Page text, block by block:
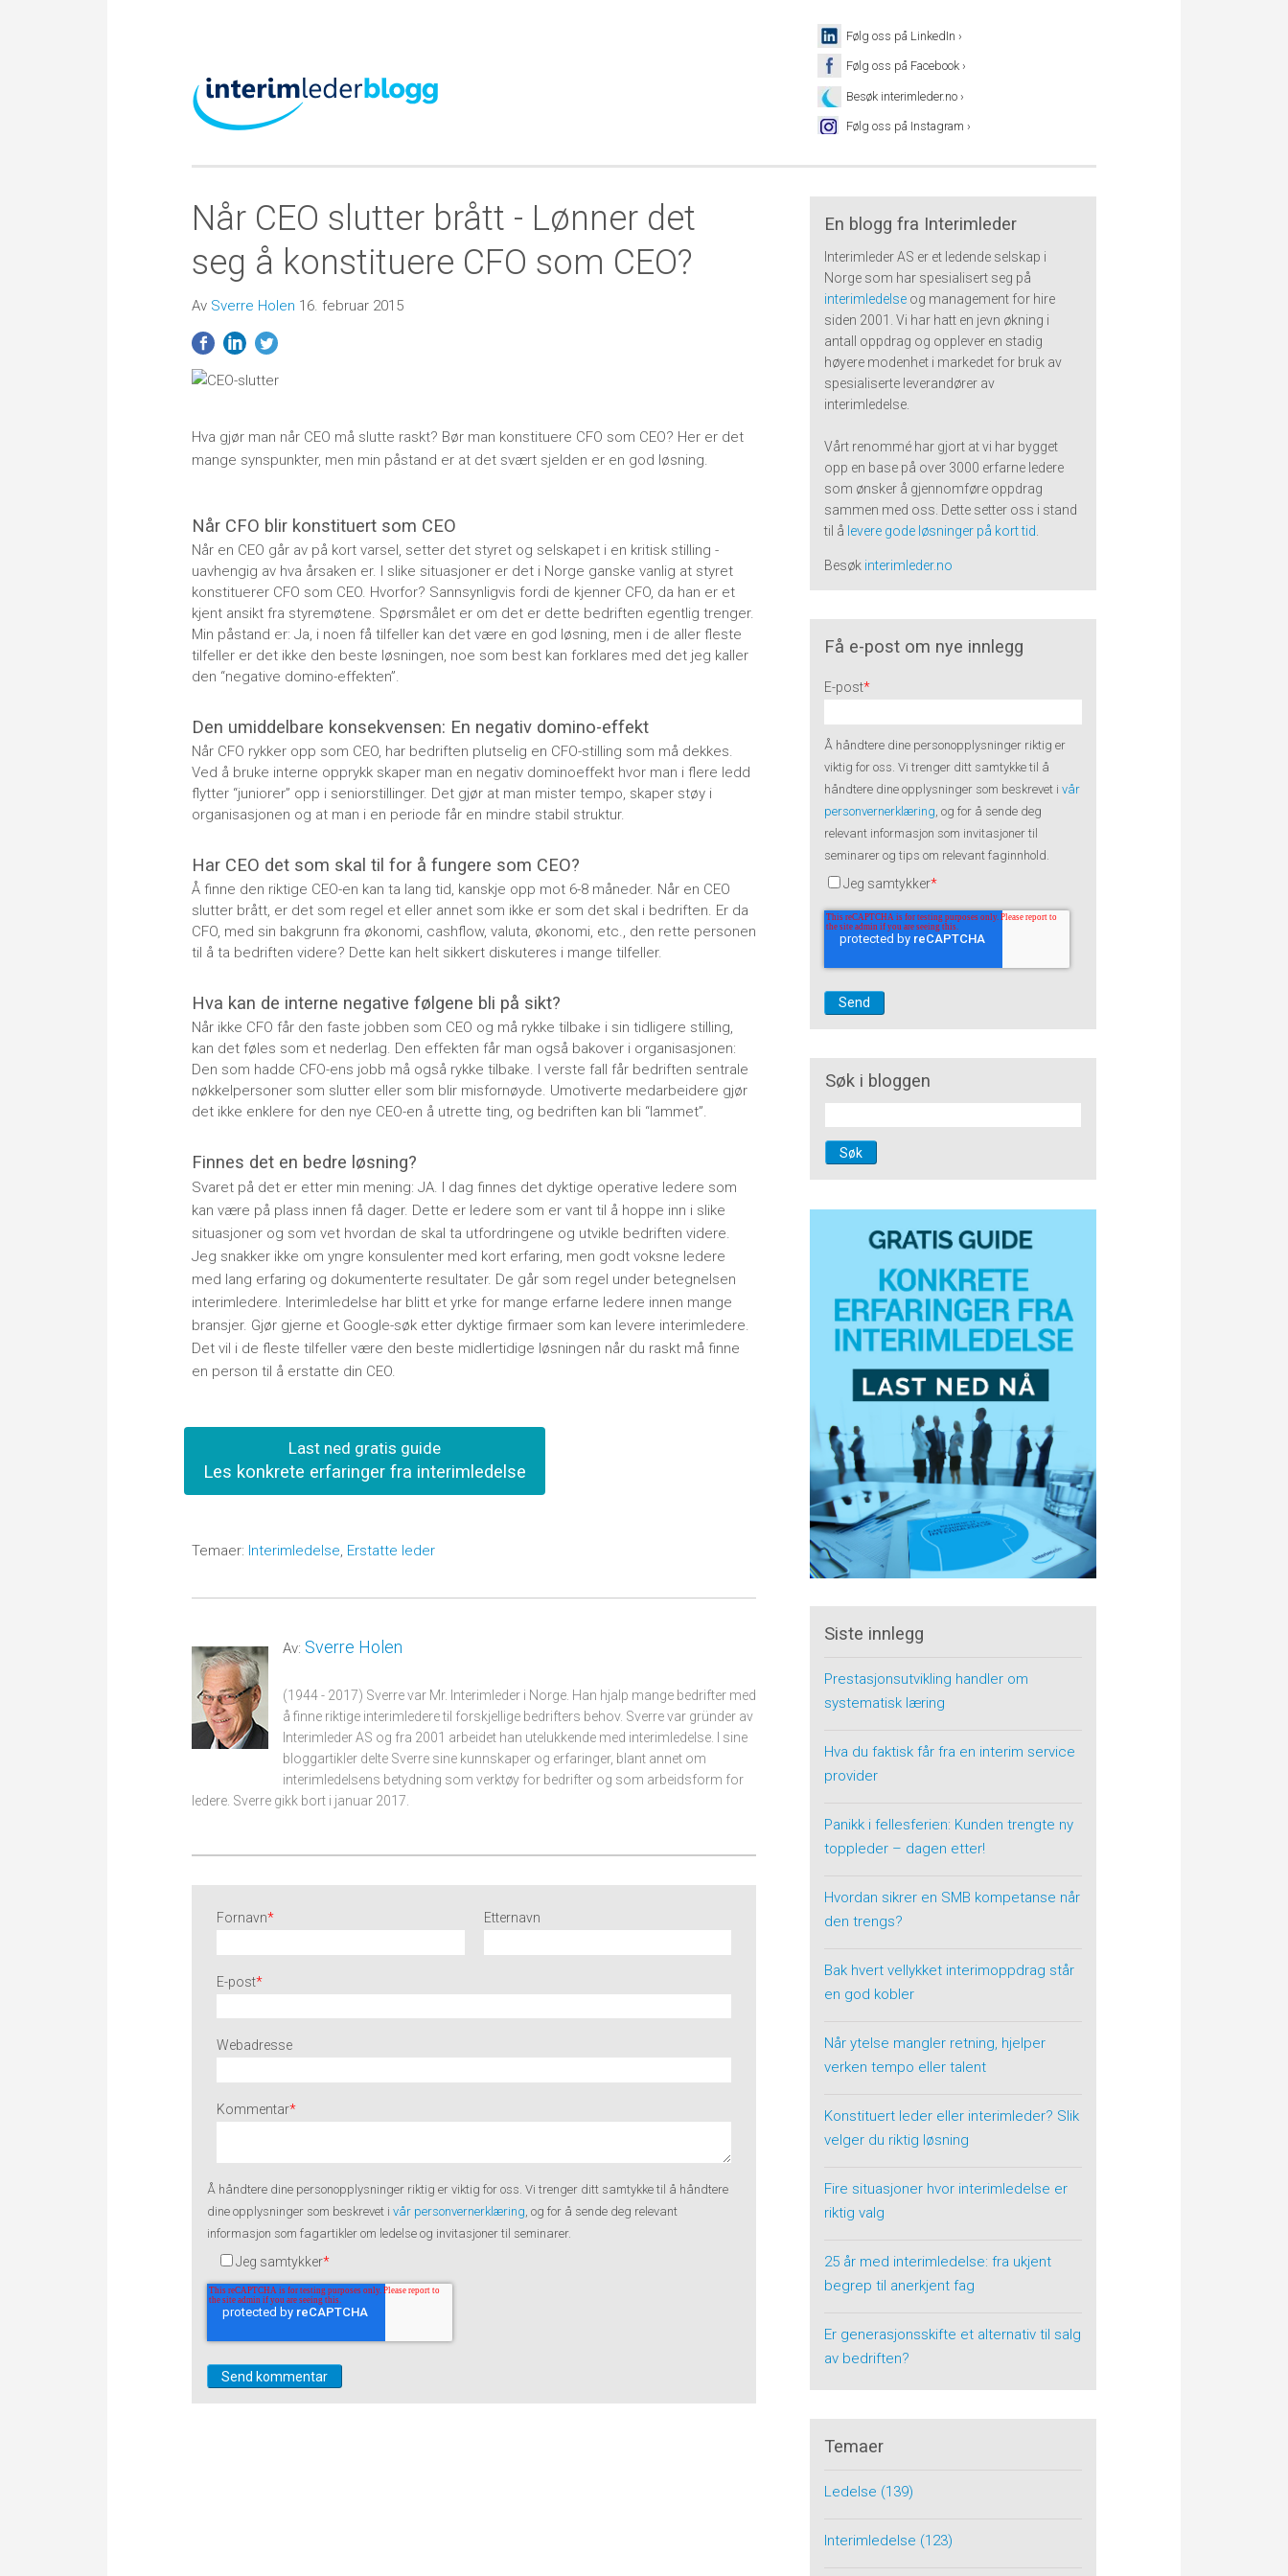
Følg oss på LinkedIn ›
Følg oss på Facebook ›
Besøk interimleder.no ›
Følg oss på Instagram ›
Når CEO slutter brått - Lønner det
seg å konstituere CFO som CEO?
Av Sverre Holen 16. februar 2015
Hva gjør man når CEO må slutte raskt? Bør man konstituere CFO som CEO? Her er det
mange synspunkter, men min påstand er at det svært sjelden er en god løsning.
Når CFO blir konstituert som CEO
Når en CEO går av på kort varsel, setter det styret og selskapet i en kritisk stilling -
uavhengig av hva årsaken er. I slike situasjoner er det i Norge ganske vanlig at styret
konstituerer CFO som CEO. Hvorfor? Sannsynligvis fordi de kjenner CFO, da han er et
kjent ansikt fra styremøtene. Spørsmålet er om det er dette bedriften egentlig trenger.
Min påstand er: Ja, i noen få tilfeller kan det være en god løsning, men i de aller fleste
tilfeller er det ikke den beste løsningen, noe som best kan forklares med det jeg kaller
den “negative domino-effekten”.
Den umiddelbare konsekvensen: En negativ domino-effekt
Når CFO rykker opp som CEO, har bedriften plutselig en CFO-stilling som må dekkes.
Ved å bruke interne opprykk skaper man en negativ dominoeffekt hvor man i flere ledd
flytter “juniorer” opp i seniorstillinger. Det gjør at man mister tempo, skaper støy i
organisasjonen og at man i en periode får en mindre stabil struktur.
Har CEO det som skal til for å fungere som CEO?
Å finne den riktige CEO-en kan ta lang tid, kanskje opp mot 6-8 måneder. Når en CEO
slutter brått, er det som regel et eller annet som ikke er som det skal i bedriften. Er da
CFO, med sin bakgrunn fra økonomi, cashflow, valuta, økonomi, etc., den rette personen
til å ta bedriften videre? Dette kan helt sikkert diskuteres i mange tilfeller.
Hva kan de interne negative følgene bli på sikt?
Når ikke CFO får den faste jobben som CEO og må rykke tilbake i sin tidligere stilling,
kan det føles som et nederlag. Den effekten får man også bakover i organisasjonen:
Den som hadde CFO-ens jobb må også rykke tilbake. I verste fall får bedriften sentrale
nøkkelpersoner som slutter eller som blir misfornøyde. Umotiverte medarbeidere gjør
det ikke enklere for den nye CEO-en å utrette ting, og bedriften kan bli “lammet”.
Finnes det en bedre løsning?
Svaret på det er etter min mening: JA. I dag finnes det dyktige operative ledere som
kan være på plass innen få dager. Dette er ledere som er vant til å hoppe inn i slike
situasjoner og som vet hvordan de skal ta utfordringene og utvikle bedriften videre.
Jeg snakker ikke om yngre konsulenter med kort erfaring, men godt voksne ledere
med lang erfaring og dokumenterte resultater. De går som regel under betegnelsen
interimledere. Interimledelse har blitt et yrke for mange erfarne ledere innen mange
bransjer. Gjør gjerne et Google-søk etter dyktige firmaer som kan levere interimledere.
Det vil i de fleste tilfeller være den beste midlertidige løsningen når du raskt må finne
en person til å erstatte din CEO.
Last ned gratis guide
Les konkrete erfaringer fra interimledelse
Temaer: Interimledelse, Erstatte leder
Av: Sverre Holen
(1944 - 2017) Sverre var Mr. Interimleder i Norge. Han hjalp mange bedrifter med
å finne riktige interimledere til forskjellige bedrifters behov. Sverre var gründer av
Interimleder AS og fra 2001 arbeidet han utelukkende med interimledelse. I sine
bloggartikler delte Sverre sine kunnskaper og erfaringer, blant annet om
interimledelsens betydning som verktøy for bedrifter og som arbeidsform for
ledere. Sverre gikk bort i januar 2017.
Fornavn* Etternavn
E-post*
Webadresse
Kommentar*
Å håndtere dine personopplysninger riktig er viktig for oss. Vi trenger ditt samtykke til å håndtere
dine opplysninger som beskrevet i vår personvernerklæring, og for å sende deg relevant
informasjon som fagartikler om ledelse og invitasjoner til seminarer.
Jeg samtykker*
En blogg fra Interimleder
Interimleder AS er et ledende selskap i
Norge som har spesialisert seg på
interimledelse og management for hire
siden 2001. Vi har hatt en jevn økning i
antall oppdrag og opplever en stadig
høyere modenhet i markedet for bruk av
spesialiserte leverandører av
interimledelse.
Vårt renommé har gjort at vi har bygget
opp en base på over 3000 erfarne ledere
som ønsker å gjennomføre oppdrag
sammen med oss. Dette setter oss i stand
til å levere gode løsninger på kort tid
Besøk interimleder.no
Få e-post om nye innlegg
E-post*
Å håndtere dine personopplysninger riktig er
viktig for oss. Vi trenger ditt samtykke til å
håndtere dine opplysninger som beskrevet ivår
personvernerklæring , og for å sende deg
relevant informasjon som invitasjoner til
seminarer og tips om relevant faginnhold.
Jeg samtykker*
Søk i bloggen
Søk
Siste innlegg
Prestasjonsutvikling handler om
systematisk læring
Hva du faktisk får fra en interim service
provider
Panikk i fellesferien: Kunden trengte ny
toppleder – dagen etter!
Hvordan sikrer en SMB kompetanse når
den trengs?
Bak hvert vellykket interimoppdrag står
en god kobler
Når ytelse mangler retning, hjelper
verken tempo eller talent
Konstituert leder eller interimleder? Slik
velger du riktig løsning
Fire situasjoner hvor interimledelse er
riktig valg
25 år med interimledelse: fra ukjent
begrep til anerkjent fag
Er generasjonsskifte et alternativ til salg
av bedriften?
Temaer
Ledelse (139)
Interimledelse (123)